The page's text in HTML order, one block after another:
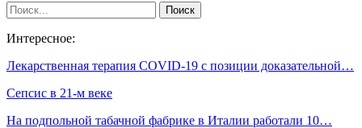
Интересное:
Лекарственная терапия COVID-19 с позиции доказательной…
Сепсис в 21-м веке
На подпольной табачной фабрике в Италии работали 10…